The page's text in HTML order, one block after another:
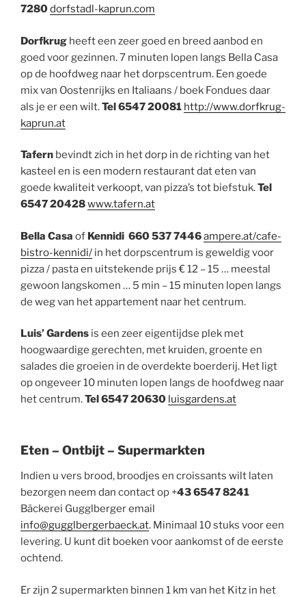
7280dorfstadl-kaprun.com
Dorfkrug heeft een zeer goed en breed aanbod en
goed voor gezinnen. 7 minuten lopen langs Bella Casa
op de hoofdweg naar het dorpscentrum. Een goede
mix van Oostenrijks en Italiaans / boek Fondues daar
als je er een wilt.Tel 6547 20081 http://www.dorfkrug-
kaprun.at
Tafern bevindt zich in het dorp in de richting van het
kasteel en is een modern restaurant dat eten van
goede kwaliteit verkoopt, van pizza’s tot biefstuk.Tel
6547 20428www.tafern.at
Bella Casa of Kennidi 660 537 7446ampere.at/cafe-
bistro-kennidi/ in het dorpscentrum is geweldig voor
pizza / pasta en uitstekende prijs € 12 – 15 … meestal
gewoon langskomen … 5 min – 15 minuten lopen langs
de weg van het appartement naar het centrum.
Luis’ Gardens is een zeer eigentijdse plek met
hoogwaardige gerechten, met kruiden, groente en
salades die groeien in de overdekte boerderij. Het ligt
op ongeveer 10 minuten lopen langs de hoofdweg naar
het centrum.Tel 6547 20630 luisgardens.at
Eten – Ontbijt – Supermarkten
Indien u vers brood, broodjes en croissants wilt laten
bezorgen neem dan contact op +43 6547 8241
Bäckerei Gugglberger email
info@gugglbergerbaeck.at. Minimaal 10 stuks voor een
levering. U kunt dit boeken voor aankomst of de eerste
ochtend.
Er zijn 2 supermarkten binnen 1 km van het Kitz in het